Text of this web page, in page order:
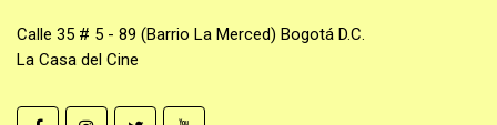
Calle 35 # 5 - 89 (Barrio La Merced) Bogotá D.C.
La Casa del Cine